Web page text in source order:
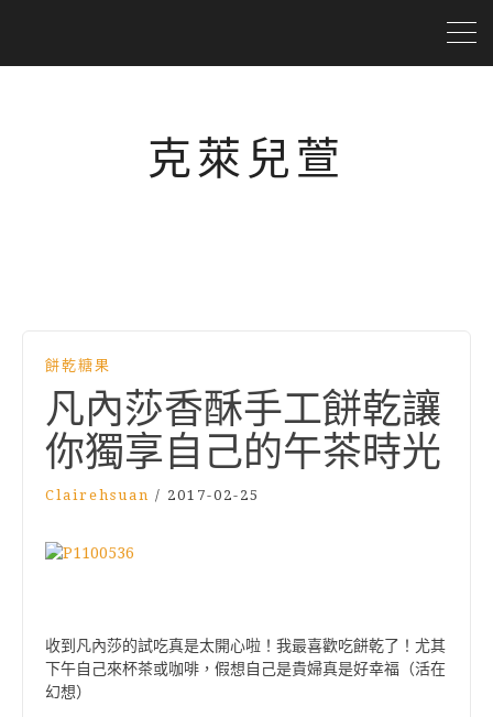
克萊兒萱
餅乾糖果
凡內莎香酥手工餅乾讓
你獨享自己的午茶時光
Clairehsuan / 2017-02-25
收到凡內莎的試吃真是太開心啦！ 我最喜歡吃餅乾了！ 尤其
下午自己來杯茶或咖啡，假想自己是貴婦真是好幸福（活在
幻想）